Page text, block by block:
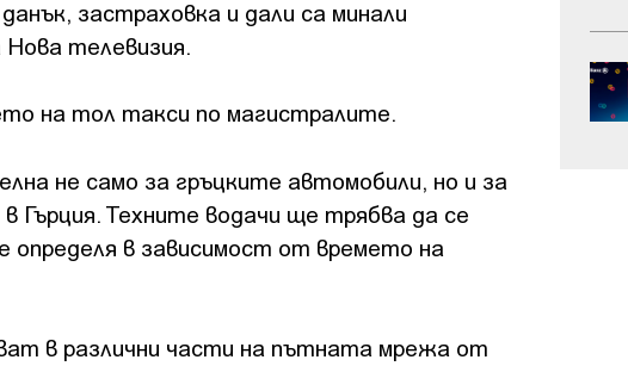
застраховка и дали са минали
Нова телевизия.
на тол такси по магистралите.
не само за гръцките автомобили, но и за
Гърция. Техните водачи ще трябва да се
в зависимост от времето на
в различни части на пътната мрежа от